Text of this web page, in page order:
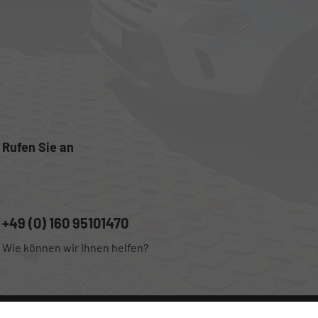
Rufen Sie an
+49 (0) 160 95101470
Wie können wir Ihnen helfen?